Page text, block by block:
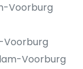
Voorburg
Voorburg
Voorburg